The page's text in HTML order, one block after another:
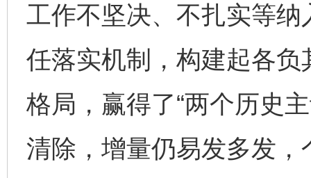
工作不坚决、不扎实等
任落实机制，构建起各
格局，赢得了“两个历史
清除，增量仍易发多发